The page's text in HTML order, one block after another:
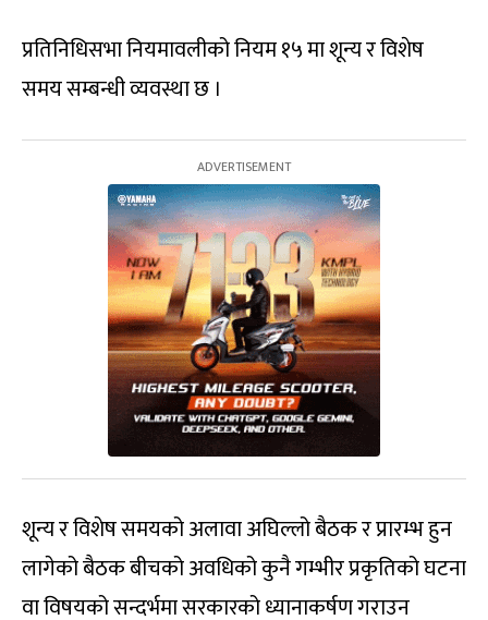
प्रतिनिधिसभा नियमावलीको नियम १५ मा शून्य र विशेष
समय सम्बन्धी व्यवस्था छ ।
शून्य र विशेष समयको अलावा अघिल्लो बैठक र प्रारम्भ हुन
लागेको बैठक बीचको अवधिको कुनै गम्भीर प्रकृतिको घटना
वा विषयको सन्दर्भमा सरकारको ध्यानाकर्षण गराउन